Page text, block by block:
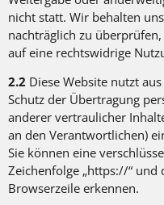
nicht statt. Wir behalten
nachträglich zu
auf eine rechtswidrige
2.2 Diese Website nutzt
Schutz der Übertragung
anderer vertraulicher
an den Verantwortlichen)
Sie können eine
Zeichenfolge „https://“ und
Browserzeile erkennen.